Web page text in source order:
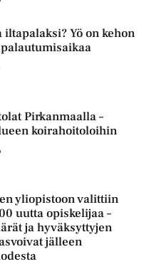
Yö on kehon
Pirkanmaalla –
koirahoitoloihin
yliopistoon valittiin
uutta opiskelijaa –
ja hyväksyttyjen
jälleen